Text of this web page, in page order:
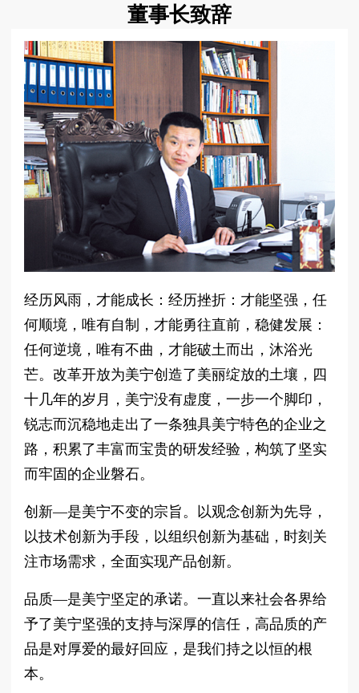
董事长致辞
经历风雨，才能成长：经历挫折：才能坚强，任
何顺境，唯有自制，才能勇往直前，稳健发展：
任何逆境，唯有不曲，才能破土而出，沐浴光
芒。改革开放为美宁创造了美丽绽放的土壤，四
十几年的岁月，美宁没有虚度，一步一个脚印，
锐志而沉稳地走出了一条独具美宁特色的企业之
路，积累了丰富而宝贵的研发经验，构筑了坚实
而牢固的企业磐石。
创新—是美宁不变的宗旨。以观念创新为先导，
以技术创新为手段，以组织创新为基础，时刻关
注市场需求，全面实现产品创新。
品质—是美宁坚定的承诺。一直以来社会各界给
予了美宁坚强的支持与深厚的信任，高品质的产
品是对厚爱的最好回应，是我们持之以恒的根
本。